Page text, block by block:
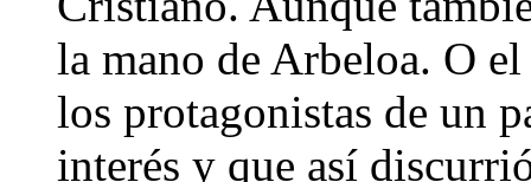
la mano de Arbeloa. O
los protagonistas de un
interés y que así